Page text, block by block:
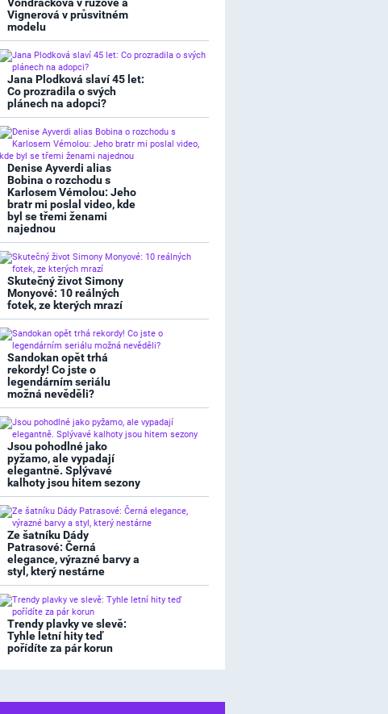
Vignerová v průsvitném
modelu
Jana Plodková slaví 45 let:
Co prozradila o svých
plánech na adopci?
Denise Ayverdi alias
Bobina o rozchodu s
Karlosem Vémolou: Jeho
bratr mi poslal video, kde
byl se třemi ženami
najednou
Skutečný život Simony
Monyové: 10 reálných
fotek, ze kterých mrazí
Sandokan opět trhá
rekordy! Co jste o
legendárním seriálu
možná nevěděli?
Jsou pohodlné jako
pyžamo, ale vypadají
elegantně. Splývavé
kalhoty jsou hitem sezony
Ze šatníku Dády
Patrasové: Černá
elegance, výrazné barvy a
styl, který nestárne
Trendy plavky ve slevě:
Tyhle letní hity teď
pořídíte za pár korun